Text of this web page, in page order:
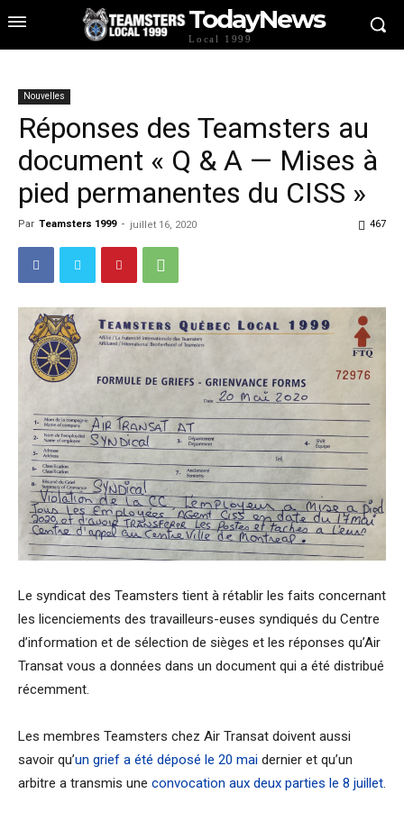
TodayNews
Local 1999
Nouvelles
Réponses des Teamsters au
document « Q & A — Mises à
pied permanentes du CISS »
Par Teamsters 1999 - juillet 16, 2020 467
Le syndicat des Teamsters tient à rétablir les faits concernant
les licenciements des travailleurs-euses syndiqués du Centre
d’information et de sélection de sièges et les réponses qu’Air
Transat vous a données dans un document qui a été distribué
récemment.
Les membres Teamsters chez Air Transat doivent aussi
savoir qu’un grief a été déposé le 20 mai dernier et qu’un
arbitre a transmis une convocation aux deux parties le 8 juillet.